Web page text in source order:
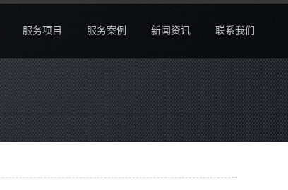
服务项目 服务案例 新闻资讯 联系我们